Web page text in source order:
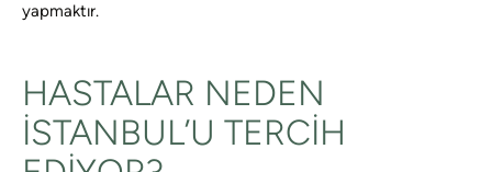
yapmaktır.
HASTALAR NEDEN
İSTANBUL’U TERCIH